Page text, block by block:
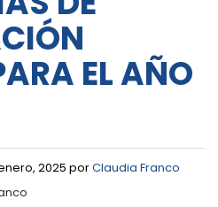
EL AÑO
2025 porClaudia Franco